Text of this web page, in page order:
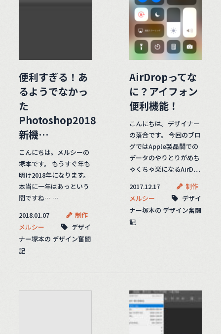
便利すぎる！あ
るようでなかっ
た
Photoshop2018
新機…
こんにちは。メルシーの
塚本です。 もうすぐ年も
明け2018年になります。
本当に一年はあっという
間ですね… …
2018.01.07
制作
メルシー
デザイ
ナー塚本の デザイン奮闘
記
AirDropってな
に？アイフォン
便利機能！
こんにちは。デザイナー
の落合です。 今回のブロ
グではApple製品間での
データのやりとりがめち
ゃくちゃ楽になるAirD…
2017.12.17
制作
メルシー
デザイ
ナー塚本の デザイン奮闘
記